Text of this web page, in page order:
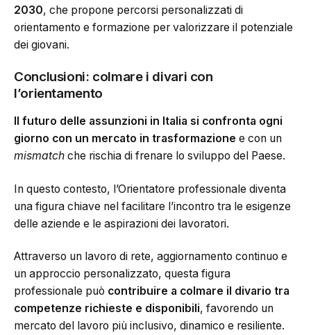
2030, che propone percorsi personalizzati di
orientamento e formazione per valorizzare il potenziale
dei giovani.
Conclusioni: colmare i divari con
l’orientamento
Il futuro delle assunzioni in Italia si confronta ogni
giorno con un mercato in trasformazione e con un
mismatch che rischia di frenare lo sviluppo del Paese.
In questo contesto, l’Orientatore professionale diventa
una figura chiave nel facilitare l’incontro tra le esigenze
delle aziende e le aspirazioni dei lavoratori.
Attraverso un lavoro di rete, aggiornamento continuo e
un approccio personalizzato, questa figura
professionale può contribuire a colmare il divario tra
competenze richieste e disponibili, favorendo un
mercato del lavoro più inclusivo, dinamico e resiliente.